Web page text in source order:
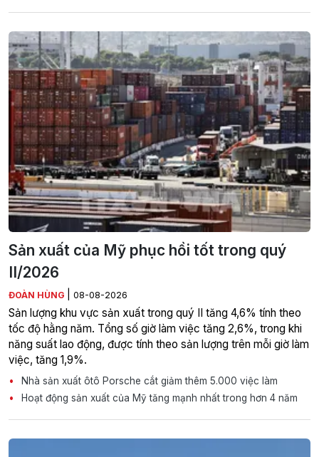
Sản xuất của Mỹ phục hồi tốt trong quý
II/2026
ĐOÀN HÙNG 08-08-2026
Sản lượng khu vực sản xuất trong quý II tăng 4,6% tính theo
tốc độ hằng năm. Tổng số giờ làm việc tăng 2,6%, trong khi
năng suất lao động, được tính theo sản lượng trên mỗi giờ làm
việc, tăng 1,9%.
Nhà sản xuất ôtô Porsche cắt giảm thêm 5.000 việc làm
Hoạt động sản xuất của Mỹ tăng mạnh nhất trong hơn 4 năm